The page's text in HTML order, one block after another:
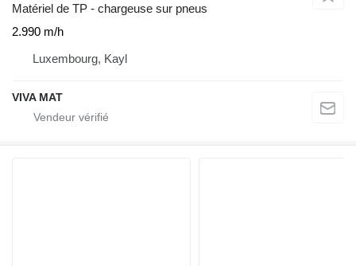
Matériel de TP - chargeuse sur pneus
2.990 m/h
Luxembourg, Kayl
VIVA MAT